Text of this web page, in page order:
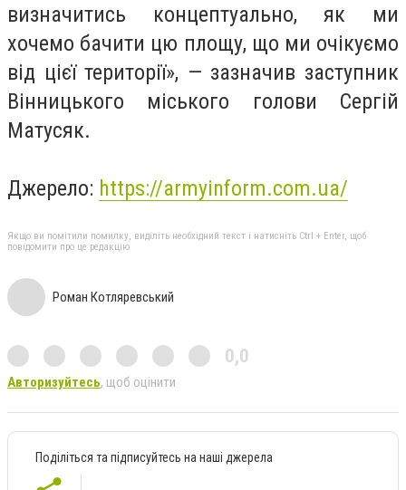
визначитись концептуально, як ми
хочемо бачити цю площу, що ми очікуємо
від цієї території», — зазначив заступник
Вінницького міського голови Сергій
Матусяк.
Джерело: https://armyinform.com.ua/
Якщо ви помітили помилку, виділіть необхідний текст і натисніть Ctrl + Enter, щоб
повідомити про це редакцію
Роман Котляревський
0,0
Авторизуйтесь, щоб оцінити
Поділіться та підписуйтесь на наші джерела